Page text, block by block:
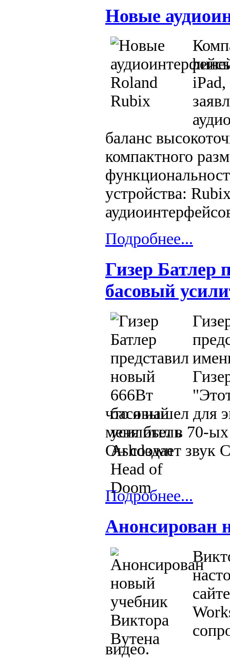
Новые
баланс
компактного
устройства:
Подробнее...
Гизер Батлер
басовый
что я нашел для
меня был в 70-ых
Он создает
Подробнее...
Анонсирован
видео.